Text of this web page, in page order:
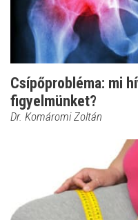
Csípőprobléma: mi
figyelmünket?
Dr. Komáromi Zoltán